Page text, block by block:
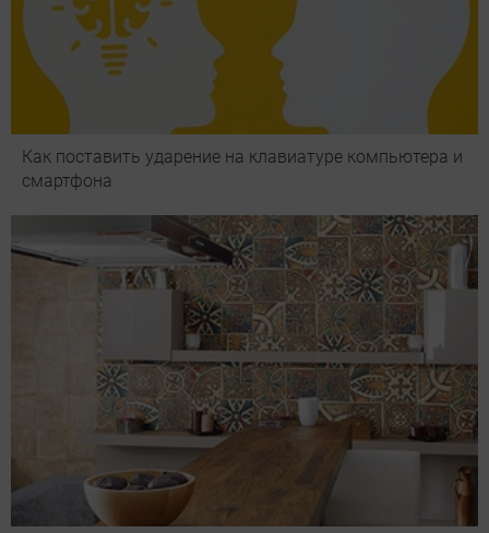
Как поставить ударение на клавиатуре компьютера и
смартфона